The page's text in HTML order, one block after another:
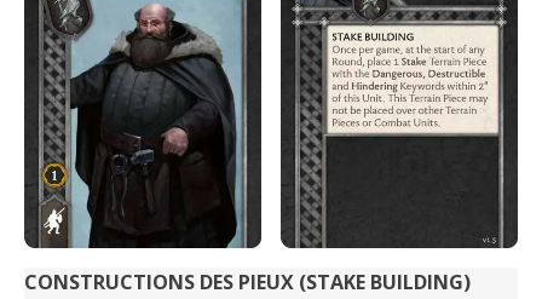
CONSTRUCTIONS DES PIEUX (STAKE BUILDING)